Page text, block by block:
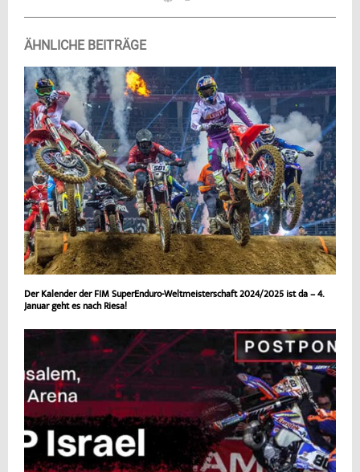
ÄHNLICHE BEITRÄGE
Der Kalender der FIM SuperEnduro-Weltmeisterschaft 2024/2025 ist da – 4.
Januar geht es nach Riesa!